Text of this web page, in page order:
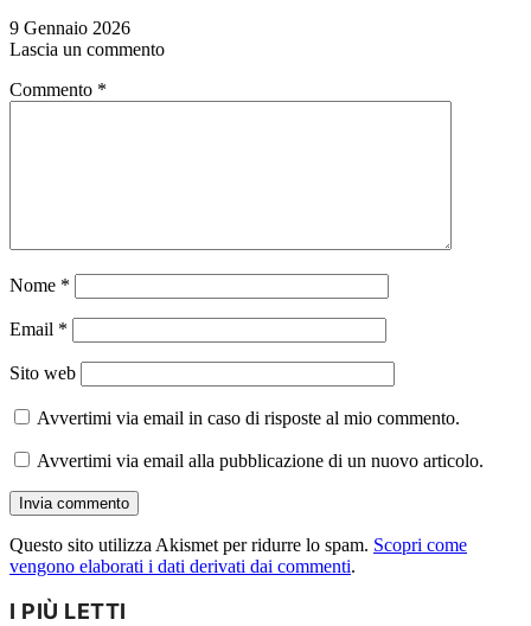
9 Gennaio 2026
Lascia un commento
Commento *
Nome *
Email *
Sito web
Avvertimi via email in caso di risposte al mio commento.
Avvertimi via email alla pubblicazione di un nuovo articolo.
Questo sito utilizza Akismet per ridurre lo spam. Scopri come
vengono elaborati i dati derivati dai commenti.
I PIÙ LETTI